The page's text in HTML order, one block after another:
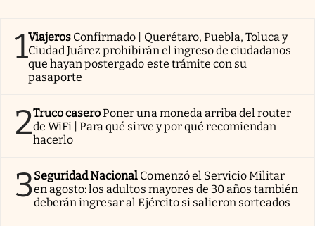
1Viajeros Confirmado | Querétaro, Puebla, Toluca y
Ciudad Juárez prohibirán el ingreso de ciudadanos
que hayan postergado este trámite con su
pasaporte
2Truco caseroPoner una moneda arriba del router
de WiFi | Para qué sirve y por qué recomiendan
hacerlo
3Seguridad Nacional Comenzó el Servicio Militar
en agosto: los adultos mayores de 30 años también
deberán ingresar al Ejército si salieron sorteados